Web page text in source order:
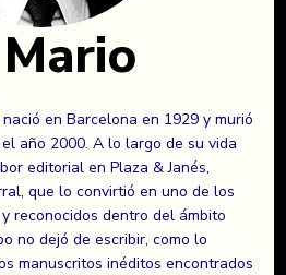
nació en Barcelona en 1929 y murió
año 2000. A lo largo de su vida
editorial en Plaza & Janés,
que lo convirtió en uno de los
reconocidos dentro del ámbito
no dejó de escribir, como lo
manuscritos inéditos encontrados